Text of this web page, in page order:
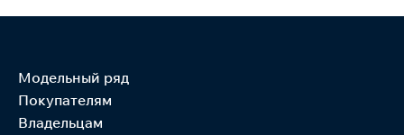
Модельный ряд
Покупателям
Владельцам